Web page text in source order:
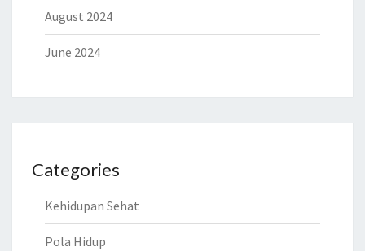
August 2024
June 2024
Categories
Kehidupan Sehat
Pola Hidup